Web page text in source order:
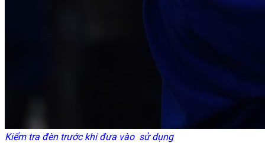
Kiểm tra đèn trước khi đưa vào sử dụng